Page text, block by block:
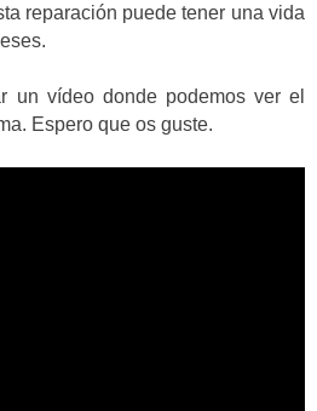
reparación puede tener una vida
un vídeo donde podemos ver el
Espero que os guste.